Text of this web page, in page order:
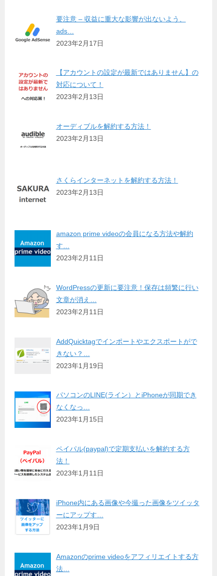
要注意 – 収益に重大な影響が出ないよう、
ads…
2023年2月17日
【アカウントの設定が最新ではありません】の
対応について！
2023年2月13日
オーディブルを解約する方法！
2023年2月13日
さくらインターネットを解約する方法！
2023年2月13日
amazon prime videoの会員になる方法や解約
す…
2023年2月11日
WordPressの更新に要注意！保存は頻繁に行い
文章が消え…
2023年2月11日
AddQuicktagでインポートやエクスポートがで
きない？…
2023年1月19日
パソコンのLINE(ライン）とiPhoneが同期でき
なくなっ…
2023年1月15日
ペイパル(paypal)で定期支払いを解約する方
法！
2023年1月11日
iPhone内にある画像や今撮った画像をツイッタ
ーにアップす…
2023年1月9日
Amazonのprime videoをアフィリエイトする方
法…